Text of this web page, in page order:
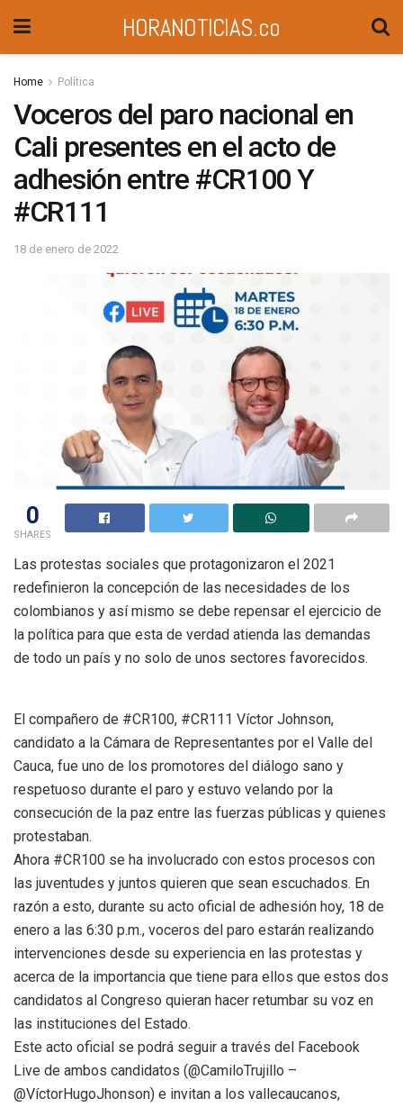
HORANOTICIAS.co
Home Política
Voceros del paro nacional en
Cali presentes en el acto de
adhesión entre #CR100 Y
#CR111
18 de enero de 2022
0
SHARES
Las protestas sociales que protagonizaron el 2021
redefinieron la concepción de las necesidades de los
colombianos y así mismo se debe repensar el ejercicio de
la política para que esta de verdad atienda las demandas
de todo un país y no solo de unos sectores favorecidos.
El compañero de #CR100, #CR111 Víctor Johnson,
candidato a la Cámara de Representantes por el Valle del
Cauca, fue uno de los promotores del diálogo sano y
respetuoso durante el paro y estuvo velando por la
consecución de la paz entre las fuerzas públicas y quienes
protestaban.
Ahora #CR100 se ha involucrado con estos procesos con
las juventudes y juntos quieren que sean escuchados. En
razón a esto, durante su acto oficial de adhesión hoy, 18 de
enero a las 6:30 p.m., voceros del paro estarán realizando
intervenciones desde su experiencia en las protestas y
acerca de la importancia que tiene para ellos que estos dos
candidatos al Congreso quieran hacer retumbar su voz en
las instituciones del Estado.
Este acto oficial se podrá seguir a través del Facebook
Live de ambos candidatos (@CamiloTrujillo –
@VíctorHugoJhonson) e invitan a los vallecaucanos,